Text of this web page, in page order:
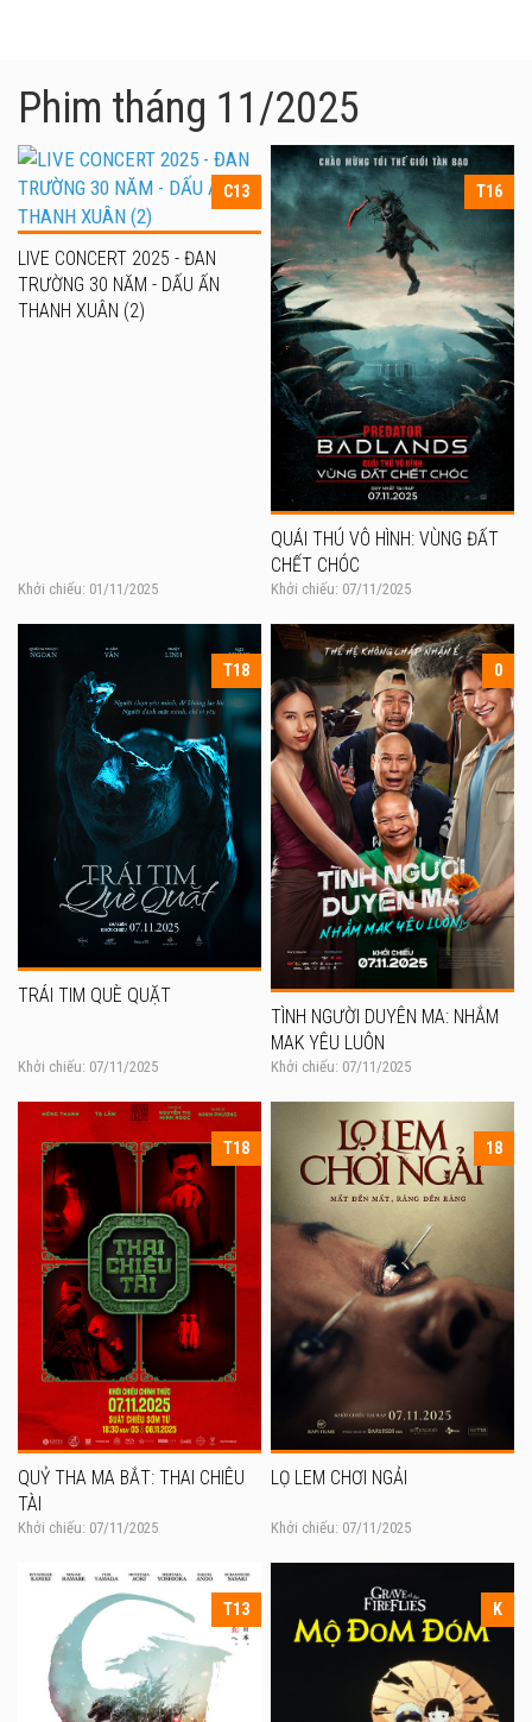
Phim tháng 11/2025
C13
LIVE CONCERT 2025 - ĐAN
TRƯỜNG 30 NĂM - DẤU ẤN
THANH XUÂN (2)
Khởi chiếu: 01/11/2025
T16
QUÁI THÚ VÔ HÌNH: VÙNG ĐẤT
CHẾT CHÓC
Khởi chiếu: 07/11/2025
T18
TRÁI TIM QUÈ QUẶT
Khởi chiếu: 07/11/2025
0
TÌNH NGƯỜI DUYÊN MA: NHẮM
MAK YÊU LUÔN
Khởi chiếu: 07/11/2025
T18
QUỶ THA MA BẮT: THAI CHIÊU
TÀI
Khởi chiếu: 07/11/2025
18
LỌ LEM CHƠI NGẢI
Khởi chiếu: 07/11/2025
T13 K